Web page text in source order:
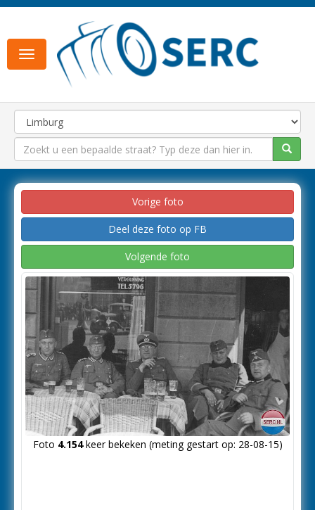
Toggle
navigation
Vorige foto
Deel deze foto op FB
Volgende foto
Foto 4.154keer bekeken (meting gestart op: 28-08-15)